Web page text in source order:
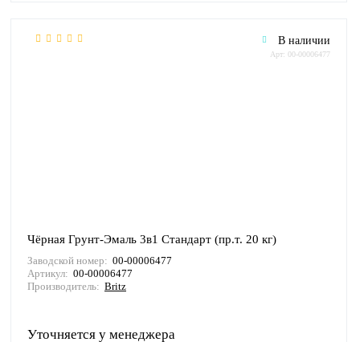
В наличии
Арт: 00-00006477
Чёрная Грунт-Эмаль 3в1 Стандарт (пр.т. 20 кг)
Заводской номер: 00-00006477
Артикул: 00-00006477
Производитель: Britz
Уточняется у менеджера